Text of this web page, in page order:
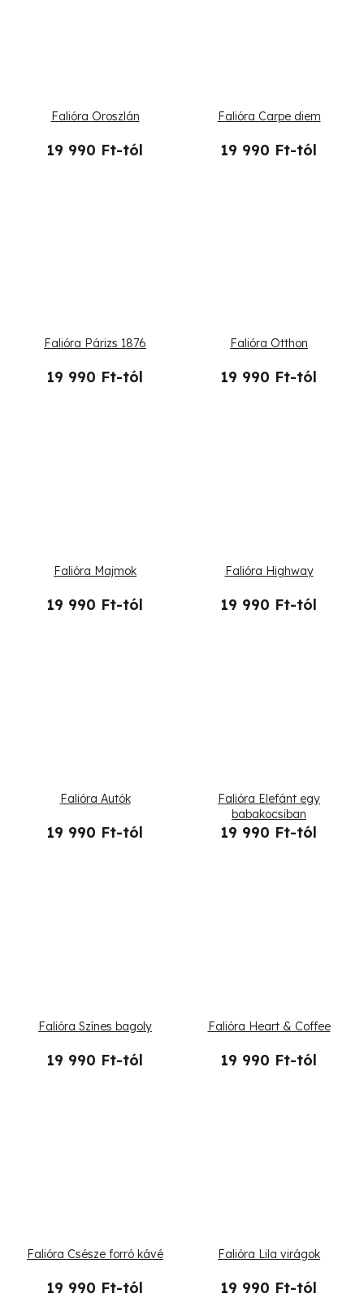
Falióra Oroszlán
19 990 Ft-tól
Falióra Carpe diem
19 990 Ft-tól
Falióra Párizs 1876
19 990 Ft-tól
Falióra Otthon
19 990 Ft-tól
Falióra Majmok
19 990 Ft-tól
Falióra Highway
19 990 Ft-tól
Falióra Autók
19 990 Ft-tól
Falióra Elefánt egy
babakocsiban
19 990 Ft-tól
Falióra Színes bagoly
19 990 Ft-tól
Falióra Heart & Coffee
19 990 Ft-tól
Falióra Csésze forró kávé
19 990 Ft-tól
Falióra Lila virágok
19 990 Ft-tól